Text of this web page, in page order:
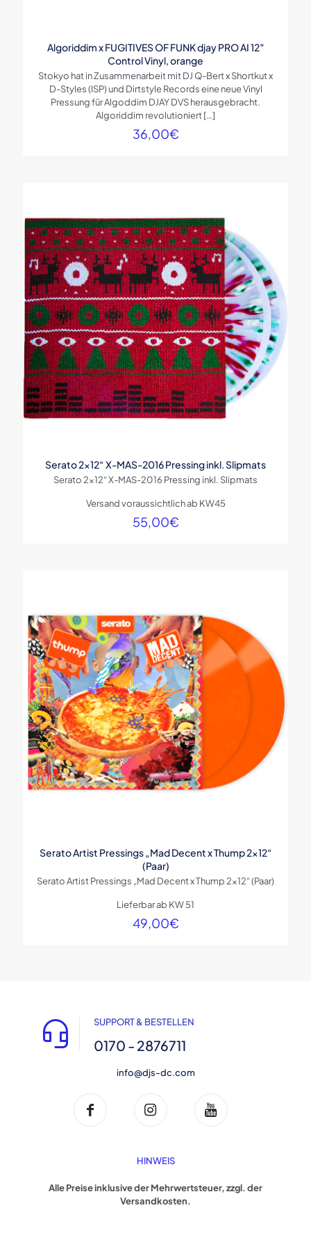
Algoriddim x FUGITIVES OF FUNK djay PRO AI 12″
Control Vinyl, orange
Stokyo hat in Zusammenarbeit mit DJ Q-Bert x Shortkut x
D-Styles (ISP) und Dirtstyle Records eine neue Vinyl
Pressung für Algoddim DJAY DVS herausgebracht.
Algoriddim revolutioniert[…]
36,00€
Serato 2×12“ X-MAS-2016 Pressing inkl. Slipmats
Serato 2×12“ X-MAS-2016 Pressing inkl. Slipmats
Versand voraussichtlich ab KW45
55,00€
Serato Artist Pressings „Mad Decent x Thump 2×12“
(Paar)
Serato Artist Pressings „Mad Decent x Thump 2×12“ (Paar)
Lieferbar ab KW 51
49,00€
SUPPORT & BESTELLEN
0170 - 2876711
info@djs-dc.com
HINWEIS
Alle Preise inklusive der Mehrwertsteuer, zzgl. der
Versandkosten.